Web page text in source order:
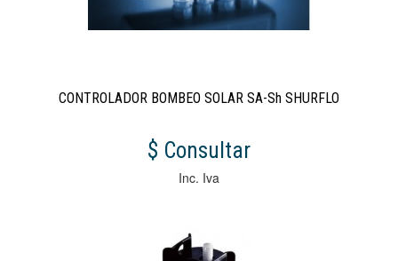
CONTROLADOR BOMBEO SOLAR SA-Sh SHURFLO
$ Consultar
Inc. Iva